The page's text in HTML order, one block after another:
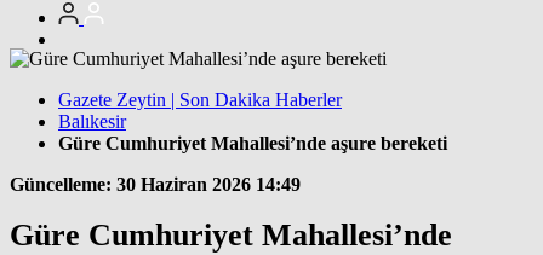
Gazete Zeytin | Son Dakika Haberler
Balıkesir
Güre Cumhuriyet Mahallesi’nde aşure bereketi
Güncelleme: 30 Haziran 2026 14:49
Güre Cumhuriyet Mahallesi’nde